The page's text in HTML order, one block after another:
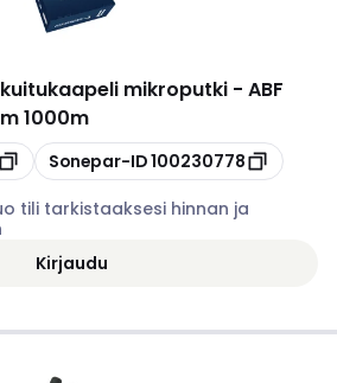
mikroputki - ABF
1000m
Kopioi
Sonepar-ID100230778
tili tarkistaaksesi hinnan ja
Kirjaudu